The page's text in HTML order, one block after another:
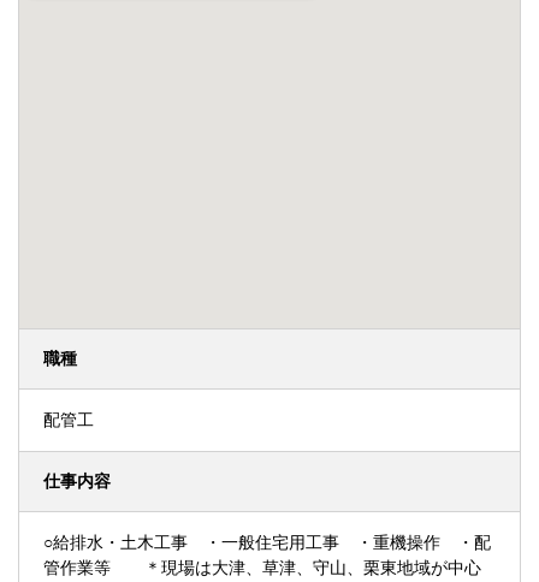
職種
配管工
仕事内容
○給排水・土木工事 ・一般住宅用工事 ・重機操作 ・配
管作業等 ＊現場は大津、草津、守山、栗東地域が中心